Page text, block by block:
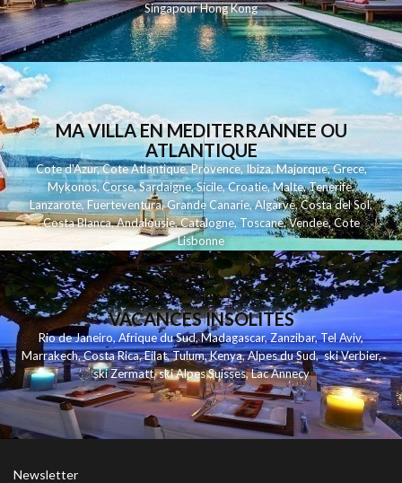
SingapourHong Kong
MA VILLA EN MEDITERRANNEE OU
ATLANTIQUE
Cote d'Azur,Cote Atlantique,Provence,Ibiza,Majorque,Grece,
Mykonos,Corse,Sardaigne,Sicile,Croatie,Malte,Tenerife,
Lanzarote,Fuerteventura,Grande Canarie,Algarve,Costa del Sol,
Costa Blanca,Andalousie,Catalogne,Toscane,Vendee,Cote
Lisbonne
VACANCES INSOLITES
Rio de Janeiro,Afrique du Sud,Madagascar,Zanzibar,Tel Aviv,
Marrakech,Costa Rica,Eilat,Tulum,Kenya,Alpes du Sud,ski Verbier,
ski Zermatt,ski Alpes Suisses,Lac Annecy
Newsletter